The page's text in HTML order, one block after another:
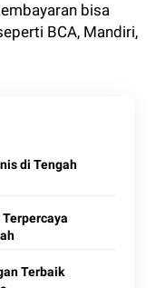
bisa
BCA, Mandiri,
di Tengah
Terbaik